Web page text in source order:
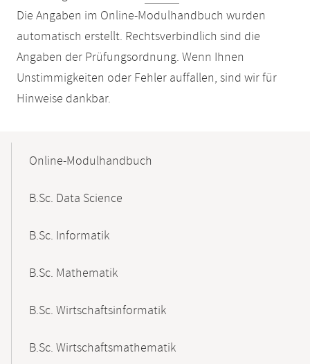
Die Angaben im Online-Modulhandbuch wurden
automatisch erstellt. Rechtsverbindlich sind die
Angaben der Prüfungsordnung. Wenn Ihnen
Unstimmigkeiten oder Fehler auffallen, sind wir für
Hinweise dankbar.
NavigationOnline-Modulhandbuch
B.Sc. Data Science
B.Sc. Informatik
B.Sc. Mathematik
B.Sc. Wirtschaftsinformatik
B.Sc. Wirtschaftsmathematik